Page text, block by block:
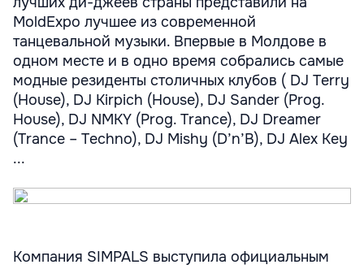
MoldExpo лучшее из современной
танцевальной музыки. Впервые в Молдове в
одном месте и в одно время собрались самые
модные резиденты столичных клубов ( DJ Terry
(House), DJ Kirpich (House), DJ Sander (Prog.
House), DJ NMKY (Prog. Trance), DJ Dreamer
(Trance – Techno), DJ Mishy (D’n’B), DJ Alex Key
...
Компания SIMPALS выступила официальным